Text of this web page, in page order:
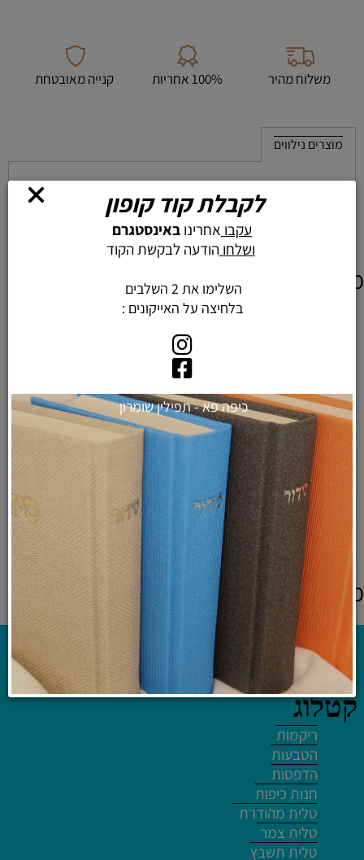
משלוח מהיר 100% אחריות קנייה מאובטחת
מוצרים נילווים
מוצרים דומים
מגש חלה זכוכית מחוסמת בלתי
שבירה - גווני כחול
49
לרכישה ולפרטים נוספים
מוצרים אחרונים שנצפו
קטלוג
ריקמות
הטבעות
הדפסות
חנות כיפות
טלית מהודרת
טלית צמר
טלית תשבץ
לקבלת קוד קופון
עקבו אחרינו באינסטגרם
ושלחוהודעה לבקשת הקוד
השלימו את 2 השלבים
בלחיצה על האייקונים :
לחץ פעמיים לעריכת הטקסט
כיפה פא - תפילין שומרון